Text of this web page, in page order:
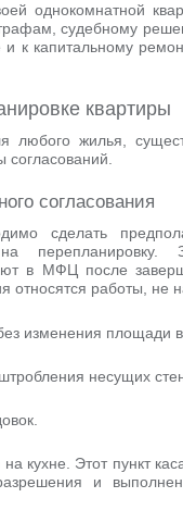
однокомнатной
судебному
к капитальному
квартиры
любого жилья,
согласования
сделать
перепланировку.
в МФЦ после
относятся работы,
изменения площади
несущих
кухне. Этот пункт
и